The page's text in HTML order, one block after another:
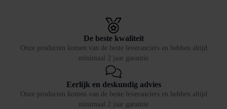
De beste kwaliteit
Onze producten komen van de beste leveranciers en hebben altijd
minimaal 2 jaar garantie
Eerlijk en deskundig advies
Onze producten komen van de beste leveranciers en hebben altijd
minimaal 2 jaar garantie